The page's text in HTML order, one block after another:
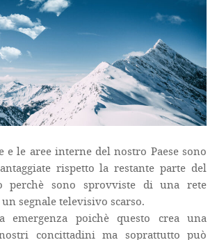
e le aree interne del nostro Paese sono
rispetto la restante parte del
perchè sono sprovviste di una rete
segnale televisivo scarso.
poichè questo crea una
concittadini ma soprattutto può